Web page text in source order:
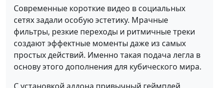
Современные короткие видео в социальных
сетях задали особую эстетику. Мрачные
фильтры, резкие переходы и ритмичные треки
создают эффектные моменты даже из самых
простых действий. Именно такая подача легла в
основу этого дополнения для кубического мира.